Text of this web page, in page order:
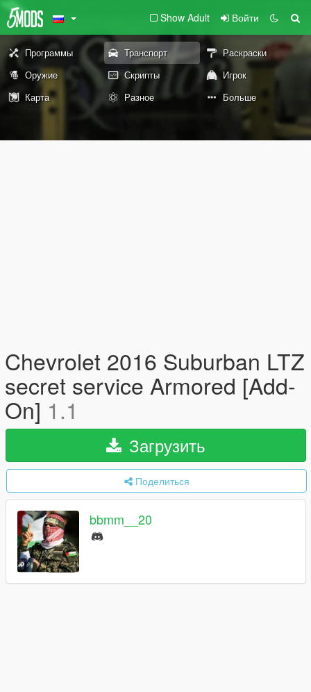
Show Adult Войти
Программы Транспорт
Раскраски
Оружие
Скрипты
Игрок
Карта
Разное Больше
Chevrolet 2016 Suburban LTZ
secret service Armored [Add-
On] 1.1
Загрузить
Поделиться
bbmm__20